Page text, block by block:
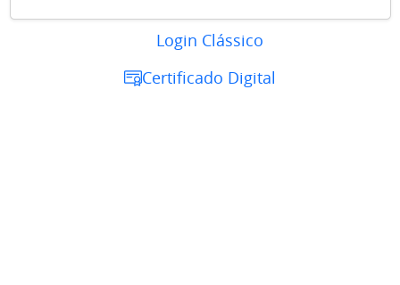
Login Clássico
Certificado Digital